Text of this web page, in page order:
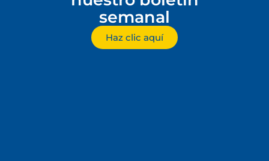
semanal
Haz clic aquí